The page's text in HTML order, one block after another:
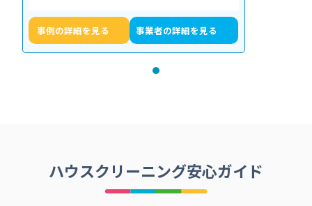
事例の詳細を見る 事業者の詳細を見る
ハウスクリーニング安心ガイド